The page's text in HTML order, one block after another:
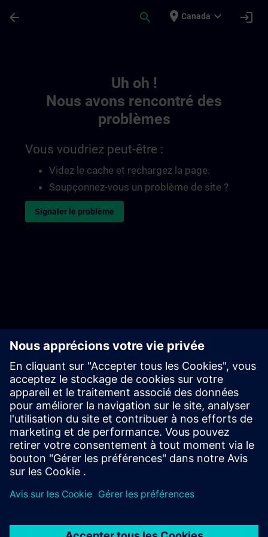
arrow_back search place Canada expand_more login
Uh oh !
Nous avons rencontré des
problèmes
Vous voudriez peut-être :
Videz le cache et rechargez la page.
Soupçonnez-vous un problème de site ?
Signaler le problème